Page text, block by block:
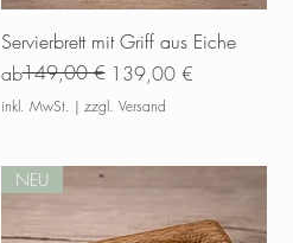
Schnellansicht
Servierbrett mit Griff aus Eiche
ab
Standardpreis
149,00 € 139,00 €
Sale-Preis
inkl. MwSt. | zzgl. Versand
NEU